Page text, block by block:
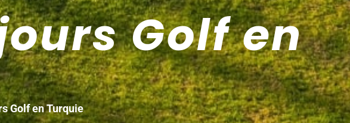
Golf en
Golf en Turquie